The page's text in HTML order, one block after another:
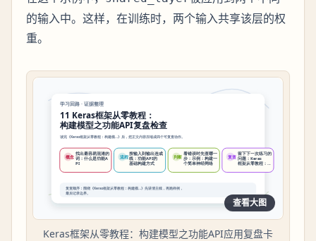
的输入中。这样，在训练时，两个输入共享该层的权
重。
查看大图
Keras框架从零教程：构建模型之功能API应用复盘卡